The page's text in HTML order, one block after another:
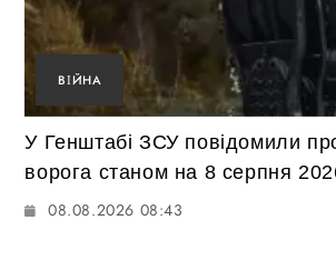
ВІЙНА
У Генштабі ЗСУ повідомили
ворога станом на 8 серпня
08.08.2026 08:43